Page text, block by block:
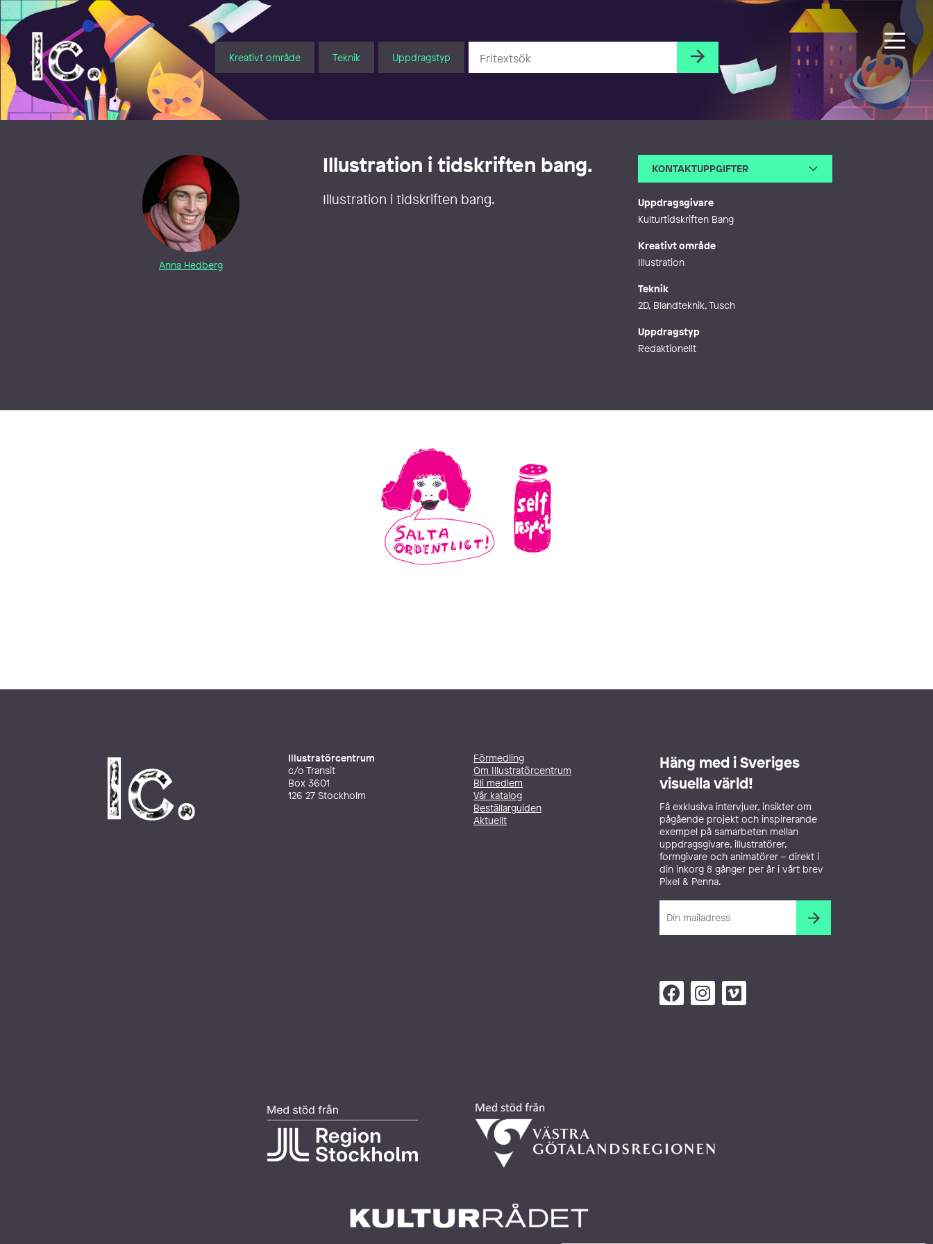
Illustratörcentrum
Kreativt område Teknik Uppdragstyp
Anna Hedberg
Illustration i tidskriften bang.
Illustration i tidskriften bang.
KONTAKTUPPGIFTER
Webb http://www.annahedberg.se
Uppdragsgivare
Kulturtidskriften Bang
Kreativt område
Illustration
Teknik
2D, Blandteknik, Tusch
Uppdragstyp
Redaktionellt
Illustratörcentrum
c/o Transit
Box 3601
126 27 Stockholm
Förmedling
Om Illustratörcentrum
Bli medlem
Vår katalog
Beställarguiden
Aktuellt
Häng med i Sveriges
visuella värld!
Få exklusiva intervjuer, insikter om
pågående projekt och inspirerande
exempel på samarbeten mellan
uppdragsgivare, illustratörer,
formgivare och animatörer – direkt i
din inkorg 8 gånger per år i vårt brev
Pixel & Penna.